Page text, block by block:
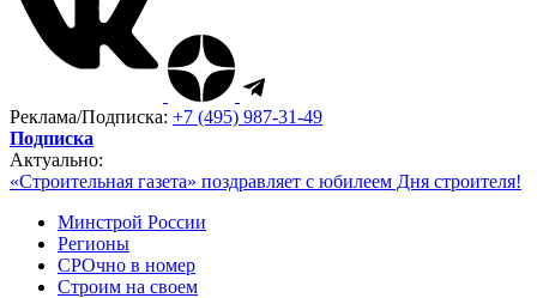
Реклама/Подписка: +7 (495) 987-31-49
Подписка
Актуально:
«Строительная газета» поздравляет с юбилеем Дня строителя!
Минстрой России
Регионы
СРОчно в номер
Строим на своем